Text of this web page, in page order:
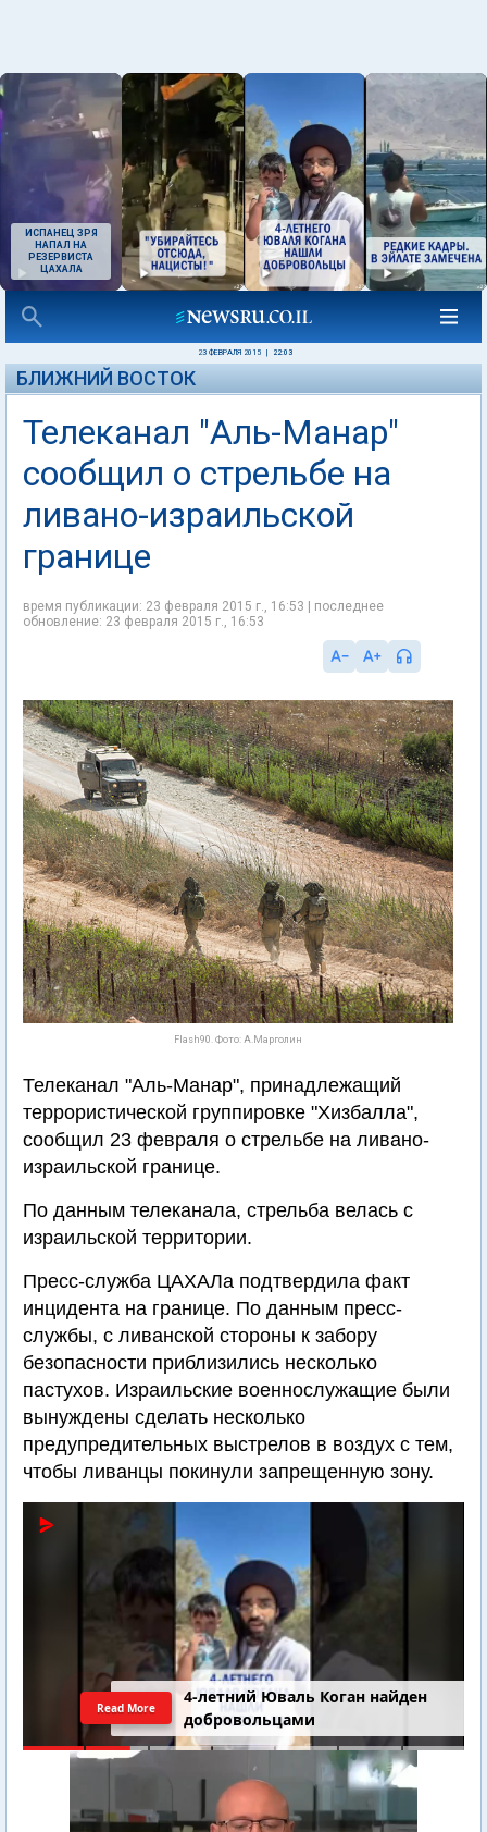
ИСПАНЕЦ ЗРЯ
НАПАЛ НА
РЕЗЕРВИСТА
ЦАХАЛА
23 ФЕВРАЛЯ 2015 22:03
БЛИЖНИЙ ВОСТОК
Телеканал "Аль-Манар"
сообщил о стрельбе на
ливано-израильской
границе
время публикации: 23 февраля 2015 г., 16:53 | последнее
обновление: 23 февраля 2015 г., 16:53
Flash90. Фото: А.Марголин
Телеканал "Аль-Манар", принадлежащий
террористической группировке "Хизбалла",
сообщил 23 февраля о стрельбе на ливано-
израильской границе.
По данным телеканала, стрельба велась с
израильской территории.
Пресс-служба ЦАХАЛа подтвердила факт
инцидента на границе. По данным пресс-
службы, с ливанской стороны к забору
безопасности приблизились несколько
пастухов. Израильские военнослужащие были
вынуждены сделать несколько
предупредительных выстрелов в воздух с тем,
чтобы ливанцы покинули запрещенную зону.
4-летний Юваль Коган найден
добровольцами
Read More